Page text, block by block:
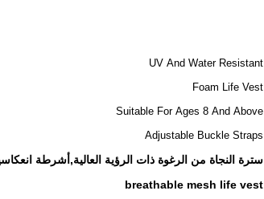
UV And Water Resistant
Foam Life Vest
Suitable For Ages 8 And Above
Adjustable Buckle Straps
سترة النجاة من الرغوة ذات الرؤية العالية,أشرطة
breathable mesh life vest